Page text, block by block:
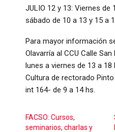
JULIO 12 y 13: Viernes de
sábado de 10 a 13 y 15 a
Para mayor información
Olavarría al CCU Calle
lunes a viernes de 13 a 18
Cultura de rectorado
int 164- de 9 a 14 hs.
FACSO: Cursos,
seminarios, charlas y